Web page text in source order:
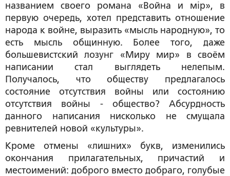
названием своего романа «Война и мiр», в
первую очередь, хотел представить отношение
народа к войне, выразить «мысль народную», то
есть мысль общинную. Более того, даже
большевистский лозунг «Миру мир» в своём
написании стал выглядеть нелепым.
Получалось, что обществу предлагалось
состояние отсутствия войны или состоянию
отсутствия войны - общество? Абсурдность
данного написания нисколько не смущала
ревнителей новой «культуры».
Кроме отмены «лишних» букв, изменились
окончания прилагательных, причастий и
местоимений: доброго вместо добраго, голубые